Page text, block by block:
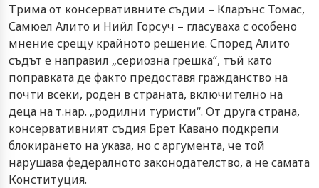
Трима от консервативните съдии – Кларънс Томас,
Самюел Алито и Нийл Горсуч – гласуваха с особено
мнение срещу крайното решение. Според Алито
съдът е направил „сериозна грешка“, тъй като
поправката де факто предоставя гражданство на
почти всеки, роден в страната, включително на
деца на т.нар. „родилни туристи“. От друга страна,
консервативният съдия Брет Кавано подкрепи
блокирането на указа, но с аргумента, че той
нарушава федералното законодателство, а не самата
Конституция.